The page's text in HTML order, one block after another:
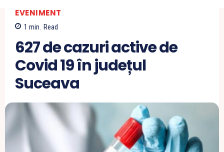
EVENIMENT
1 min. Read
627 de cazuri active de
Covid 19 în județul
Suceava